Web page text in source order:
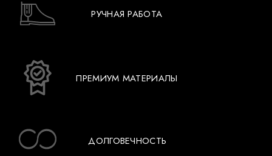
РУЧНАЯ РАБОТА
ПРЕМИУМ МАТЕРИАЛЫ
ДОЛГОВЕЧНОСТЬ